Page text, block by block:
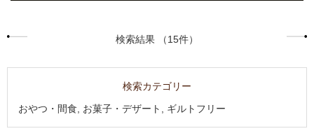
検索結果 （15件）
検索カテゴリー
おやつ・間食, お菓子・デザート, ギルトフリー